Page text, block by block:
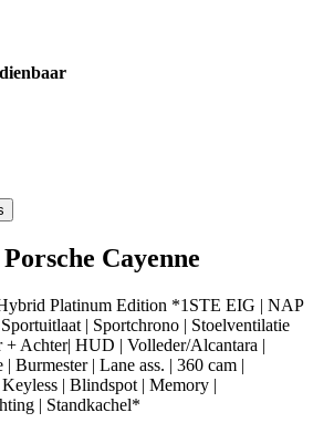
Cayenne
Platinum Edition *1STE EIG | NAP
| Sportchrono | Stoelventilatie
Achter| HUD | Volleder/Alcantara |
Burmester | Lane ass. | 360 cam |
| Blindspot | Memory |
| Standkachel*